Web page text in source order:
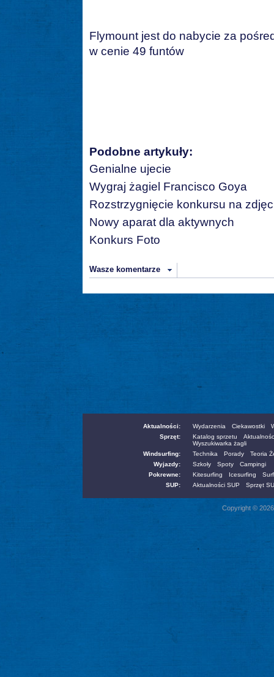
Flymount jest do nabycie za
w cenie 49 funtów
Podobne artykuły:
Genialne ujecie
Wygraj żagiel Francisco Goya
Rozstrzygnięcie konkursu na
Nowy aparat dla aktywnych
Konkurs Foto
Wasze komentarze
Aktualności: Wydarzenia Ciekawostki
Sprzęt:
Katalog sprzetu
Wyszukiwarka żagli
Windsurfing:
Technika Porady
Teoria
Wyjazdy:
Szkoły Spoty
Campingi
Pokrewne:
Kitesurfing Icesurfing
SUP:
Aktualności SUP Sprzęt
Copyright ©